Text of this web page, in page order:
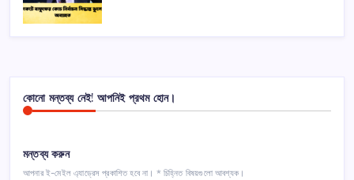
কোনো মন্তব্য নেই! আপনিই প্রথম হোন।
মন্তব্য করুন
আপনার ই-মেইল এ্যাড্রেস প্রকাশিত হবে না। * চিহ্নিত বিষয়গুলো আবশ্যক।